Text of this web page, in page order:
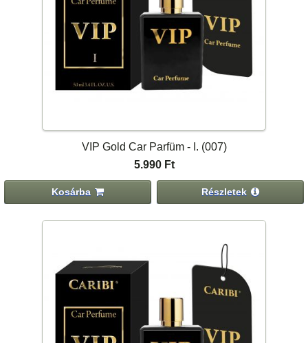
VIP Gold Car Parfüm - I. (007)
5.990 Ft
Kosárba Részletek